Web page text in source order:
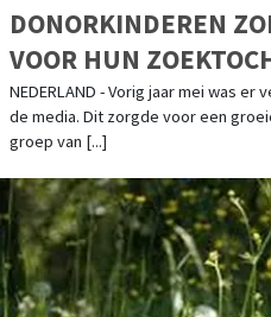
DONORKINDEREN
VOOR HUN
GERECHTIGHEID
NEDERLAND - Vorig jaar mei was
de media. Dit zorgde voor een
groep van [...]